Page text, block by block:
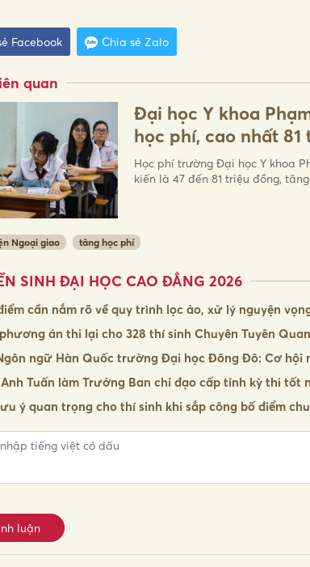
Facebook Chia sẻ Zalo
quan
Đại học Y khoa
học phí, cao nhất 81
Học phí trường Đại học Y khoa
kiến là 47 đến 81 triệu đồng,
Ngoại giao tăng học phí
SINH ĐẠI HỌC CAO ĐẲNG 2026
cần nắm rõ về quy trình lọc ảo, xử lý nguyện
án thi lại cho 328 thí sinh Chuyên Tuyên
ngữ Hàn Quốc trường Đại học Đông Đô: Cơ hội
Tuấn làm Trưởng Ban chỉ đạo cấp tỉnh kỳ thi tốt
ý quan trọng cho thí sinh khi sắp công bố điểm
luận